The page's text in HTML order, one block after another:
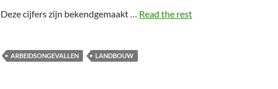
Deze cijfers zijn bekendgemaakt … Read the rest
ARBEIDSONGEVALLEN LANDBOUW